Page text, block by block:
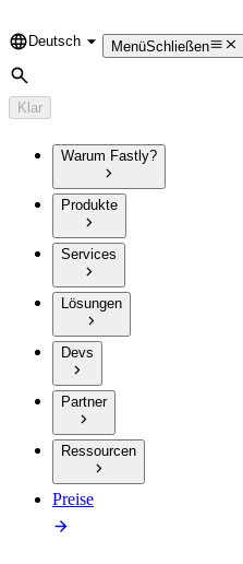
Language
Deutsch MenüSchließen
Suche
Klar
Warum Fastly?
Produkte
Services
Lösungen
Devs
Partner
Ressourcen
Preise